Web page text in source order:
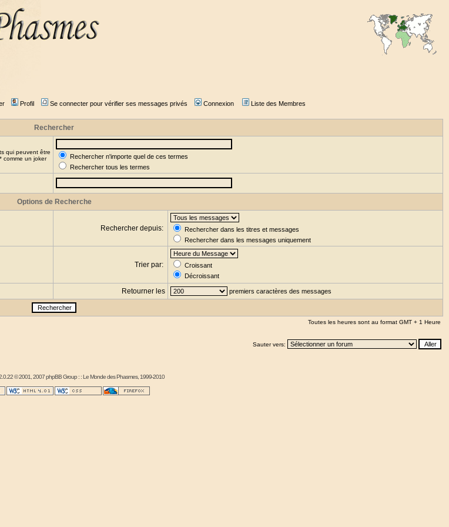
Profil Se connecter pour vérifier ses messages privés Connexion Liste des Membres
Rechercher
qui peuvent être
comme un joker
Rechercher n'importe quel de ces termes
Rechercher tous les termes
Options de Recherche
Rechercher depuis:
Rechercher dans les titres et messages
Rechercher dans les messages uniquement
Trier par:
Croissant
Décroissant
Retourner les premiers caractères des messages
Toutes les heures sont au format GMT + 1 Heure
Sauter vers:
© 2001, 2007 phpBB Group : :Le Monde des Phasmes, 1999-2010